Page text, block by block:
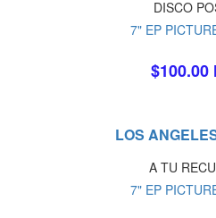
DISCO
7" EP
$100.00
LOS
A TU
7" EP